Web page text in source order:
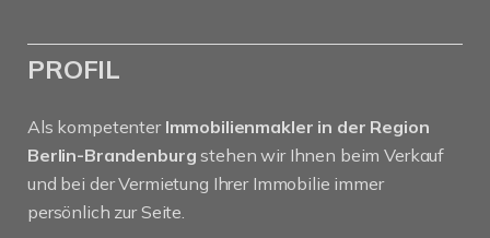
PROFIL
Als kompetenter Immobilienmakler in der Region
Berlin-Brandenburg stehen wir Ihnen beim Verkauf
und bei der Vermietung Ihrer Immobilie immer
persönlich zur Seite.